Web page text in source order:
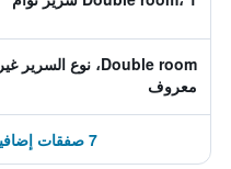
Double room، نوع السرير غير
معروف
7 صفقات إضافية ابتداءً من 468 ﷼